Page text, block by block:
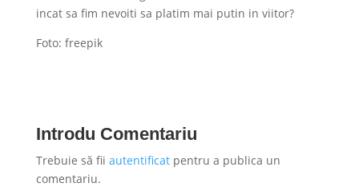
incat sa fim nevoiti sa platim mai putin in viitor?
Foto: freepik
Introdu Comentariu
Trebuie să fii autentificatpentru a publica un
comentariu.